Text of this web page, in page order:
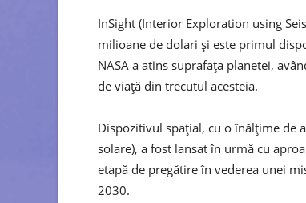
InSight (Interior Exploration using
milioane de dolari şi este primul
NASA a atins suprafaţa planetei,
de viaţă din trecutul acesteia.
Dispozitivul spaţial, cu o înălţime de
solare), a fost lansat în urmă cu
etapă de pregătire în vederea unei
2030.